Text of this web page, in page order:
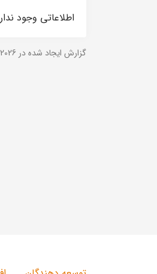
اطلاعاتی وجود
گزارش ایجاد شده در 2026-08-06 ساعت 21:35:56 (UTC +03:30).